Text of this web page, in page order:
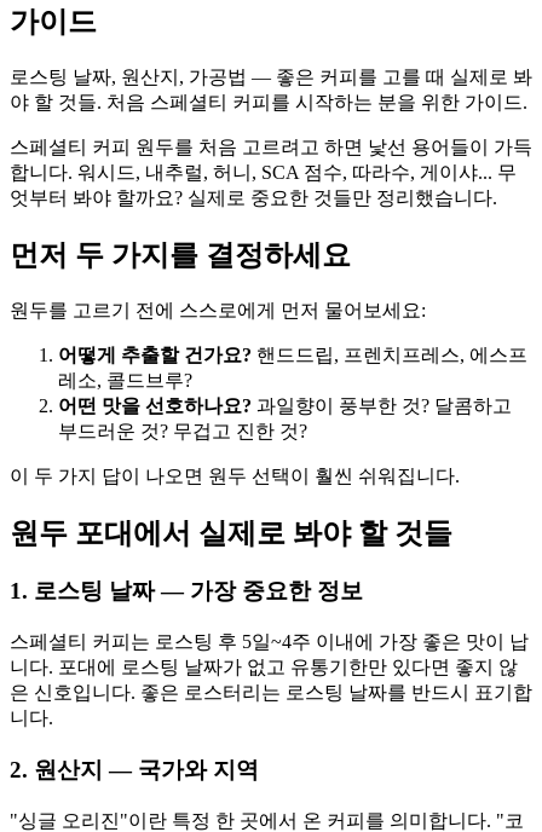
가이드
로스팅 날짜, 원산지, 가공법 — 좋은 커피를 고를 때 실제로 봐
야 할 것들. 처음 스페셜티 커피를 시작하는 분을 위한 가이드.
스페셜티 커피 원두를 처음 고르려고 하면 낯선 용어들이 가득
합니다. 워시드, 내추럴, 허니, SCA 점수, 따라수, 게이샤... 무
엇부터 봐야 할까요? 실제로 중요한 것들만 정리했습니다.
먼저 두 가지를 결정하세요
원두를 고르기 전에 스스로에게 먼저 물어보세요:
어떻게 추출할 건가요? 핸드드립, 프렌치프레스, 에스프
레소, 콜드브루?
어떤 맛을 선호하나요? 과일향이 풍부한 것? 달콤하고
부드러운 것? 무겁고 진한 것?
이 두 가지 답이 나오면 원두 선택이 훨씬 쉬워집니다.
원두 포대에서 실제로 봐야 할 것들
1. 로스팅 날짜 — 가장 중요한 정보
스페셜티 커피는 로스팅 후 5일~4주 이내에 가장 좋은 맛이 납
니다. 포대에 로스팅 날짜가 없고 유통기한만 있다면 좋지 않
은 신호입니다. 좋은 로스터리는 로스팅 날짜를 반드시 표기합
니다.
2. 원산지 — 국가와 지역
"싱글 오리진"이란 특정 한 곳에서 온 커피를 의미합니다. "코